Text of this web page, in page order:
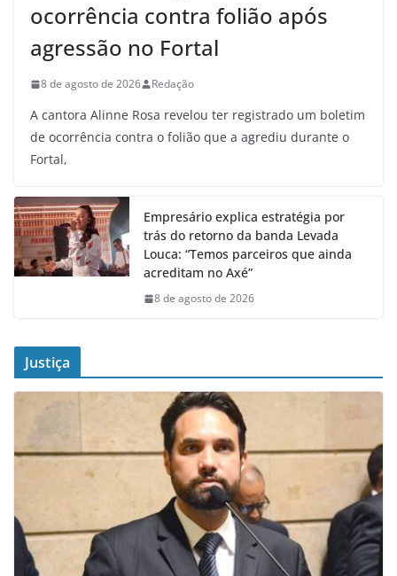
ocorrência contra folião após
agressão no Fortal
8 de agosto de 2026 Redação
A cantora Alinne Rosa revelou ter registrado um boletim
de ocorrência contra o folião que a agrediu durante o
Fortal,
Empresário explica estratégia por
trás do retorno da banda Levada
Louca: “Temos parceiros que ainda
acreditam no Axé”
8 de agosto de 2026
Justiça